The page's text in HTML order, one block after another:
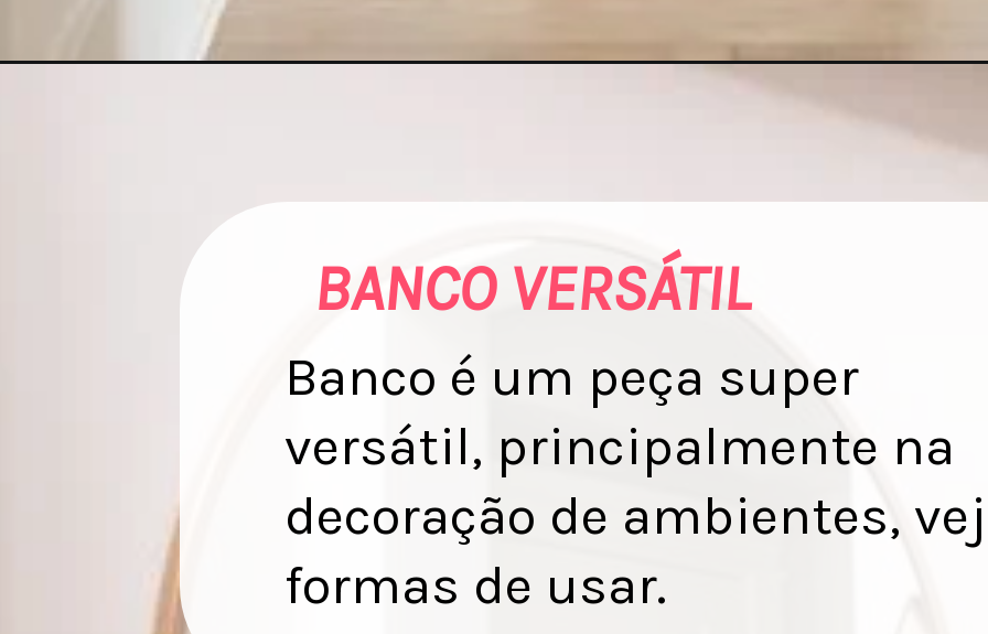
BANCO VERSÁTIL
Banco é um peça super
versátil, principalmente na
decoração de ambientes,
formas de usar.